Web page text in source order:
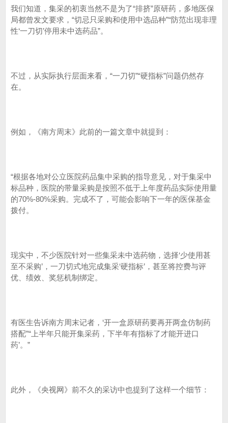
我们知道，集采的初衷当然不是为了“排挤”原研药，多地医保
局都曾发文要求，“切忌只采购和使用中选品种”“防范出现非理
性‘一刀切’停用未中选药品”。
不过，从实际执行层面来看，“一刀切”“硬指标”问题仍然存
在。
例如，《南方周末》此前的一篇文章中就提到：
“根据各地对公立医院药品集中采购的指导意见，对于集采中
标品种，医院的带量采购是按照不低于上年度药品实际使用量
的70%-80%采购。完成不了，可能会影响下一年的医保基金
拨付。
现实中，不少医院针对一些集采未中选药物，选择‘少使用甚
至不采购’，一刀切式地完成集采‘硬指标’，甚至将控费与评
优、绩效、奖惩机制绑定。
有医生告诉南方周末记者，‘开一盒原研药要再开两盒仿制药
搭配”“上半年只能开集采药，下半年有指标了才能开进口
药’。”
此外，《央视网》前不久的采访中也提到了这样一个细节：